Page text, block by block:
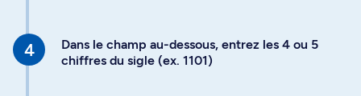
Dans le champ au-dessous, entrez les 4 ou 5
chiffres du sigle (ex. 1101)